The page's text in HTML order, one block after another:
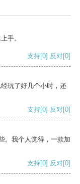
手。
支持[0] 反对[0]
玩了好几个小时，还
支持[0] 反对[0]
。我个人觉得，一款加
支持[0] 反对[0]